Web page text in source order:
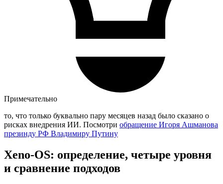
Примечательно
то, что только буквально пару месяцев назад было сказано о
рисках внедрения ИИ. Посмотри обращение Игоря Ашманова
презинду РФ Владимиру Путину
Xeno-OS: определение, четыре уровня
и сравнение подходов